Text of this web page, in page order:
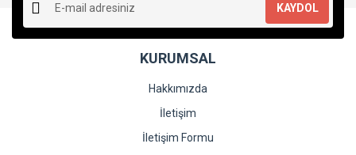
Ürün açıklamasında eksik bilgiler bulunuyor.
Ürün bilgilerinde hatalar bulunuyor.
Ürün fiyatı diğer sitelerden daha pahalı.
KAYDOL
KURUMSAL
Hakkımızda
İletişim
İletişim Formu